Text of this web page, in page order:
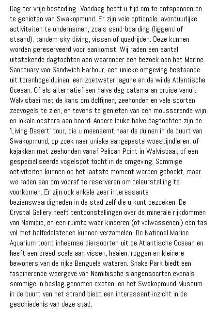
Dag ter vrije besteding...Vandaag heeft u tijd om te ontspannen en
te genieten van Swakopmund. Er zijn vele optionele, avontuurlijke
activiteiten te ondernemen, zoals sand-boarding (liggend of
staand), tandem sky-diving, vissen of quadrijden. Deze kunnen
worden gereserveerd voor aankomst. Wij raden een aantal
uitstekende dagtochten aan waaronder een bezoek aan het Marine
Sanctuary van Sandwich Harbour, een unieke omgeving bestaande
uit torenhoge duinen, een zoetwater lagune en de wilde Atlantische
Oceaan. Of als alternatief een halve dag catamaran cruise vanuit
Walvisbaai met de kans om dolfijnen, zeehonden en vele soorten
zeevogels te zien, en tevens te genieten van een mousserende wijn
en lokale oesters aan boord. Andere leuke halve dagtochten zijn de
'Living Desert' tour, die u meeneemt naar de duinen in de buurt van
Swakopmund, op zoek naar unieke aangepaste woestijndieren, of
kajakken met zeehonden vanaf Pelican Point in Walvisbaai, of een
gespecialiseerde vogelspot tocht in de omgeving. Sommige
activiteiten kunnen op het laatste moment worden geboekt, maar
we raden aan om vooraf te reserveren om teleurstelling te
voorkomen. Er zijn ook enkele zeer interessante
bezienswaardigheden in de stad zelf die u kunt bezoeken. De
Crystal Gallery heeft tentoonstellingen over de minerale rijkdommen
van Namibië, en een ruimte waar kinderen (of volwassenen!) een tas
vol met halfedelstenen kunnen verzamelen. De National Marine
Aquarium toont inheemse diersoorten uit de Atlantische Oceaan en
heeft een breed scala aan vissen, haaien, roggen en kleinere
bewoners van de rijke Benguela wateren. Snake Park biedt een
fascinerende weergave van Namibische slangensoorten evenals
sommige in beslag genomen exoten, en het Swakopmund Museum
in de buurt van het strand biedt een interessant inzicht in de
geschiedenis van deze stad.